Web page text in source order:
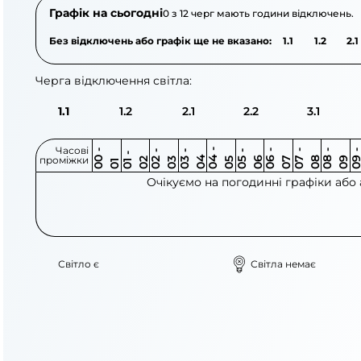
Графік на сьогодні0 з 12 черг мають години відключень.
Без відключень або графік ще не вказано: 1.1 1.2 2.1
Черга відключення світла:
1.1 1.2 2.1 2.2 3.1
Часові
проміжки 0
0
-
0 1 0
1
-
0 2 0 2
-
0 3 0 3
-
0 4 0 4
-
0 5 0 5
-
0 6 0 6
-
0 7 0 7
-
0 8 0 8
-
0 9 0
9
-
1
Очікуємо на погодинні графіки
Світло є Світла немає